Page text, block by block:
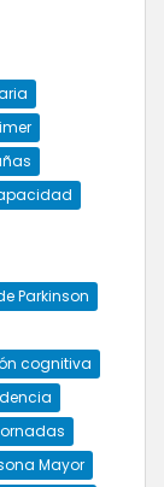
Parkinson
cognitiva
Mayor